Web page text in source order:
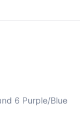
6 Purple/Blue